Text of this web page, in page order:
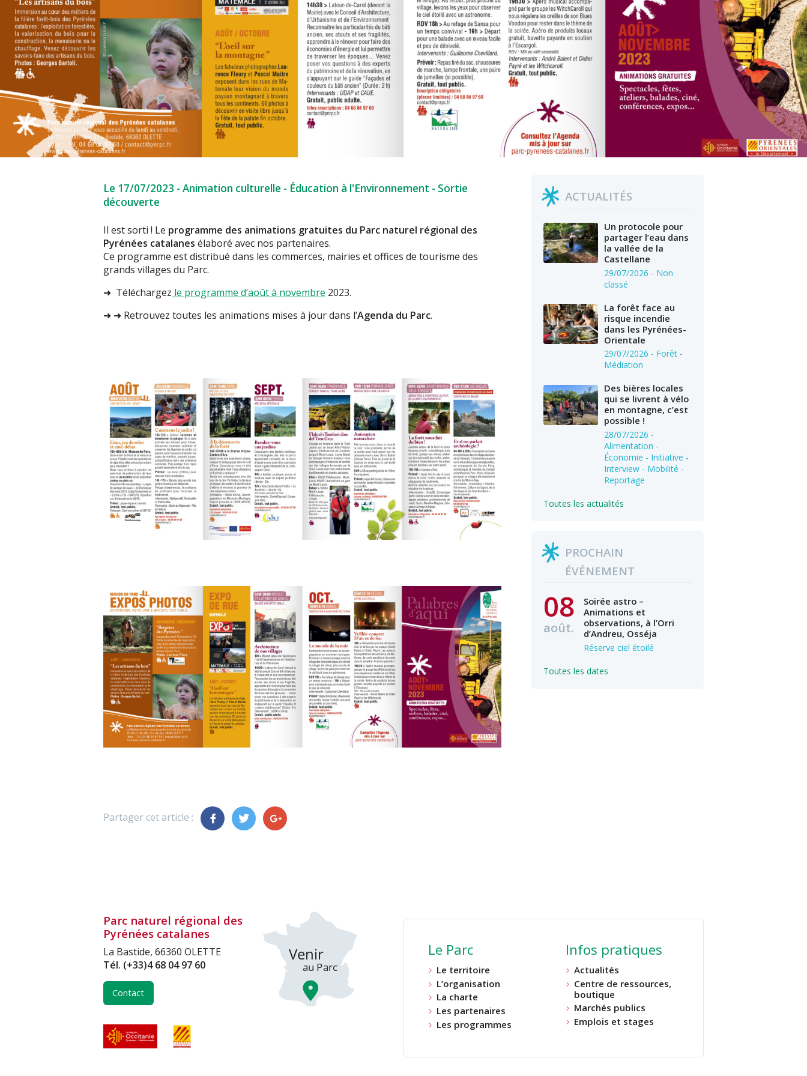
Le 17/07/2023 - Animation culturelle - Éducation à l'Environnement - Sortie
découverte
Il est sorti ! Le programme des animations gratuites du Parc naturel régional des
Pyrénées catalanes élaboré avec nos partenaires.
Ce programme est distribué dans les commerces, mairies et offices de tourisme des
grands villages du Parc.
➜ Téléchargez le programme d’août à novembre 2023.
➜ ➜ Retrouvez toutes les animations mises à jour dans l’Agenda du Parc.
Partager cet article :
ACTUALITÉS
Un protocole pour
partager l’eau dans
la vallée de la
Castellane
29/07/2026 - Non
classé
La forêt face au
risque incendie
dans les Pyrénées-
Orientale
29/07/2026 - Forêt -
Médiation
Des bières locales
qui se livrent à vélo
en montagne, c’est
possible !
28/07/2026 -
Alimentation -
Économie - Initiative -
Interview - Mobilité -
Reportage
Toutes les actualités
PROCHAIN
ÉVÉNEMENT
08
août.
Soirée astro –
Animations et
observations, à l’Orri
d’Andreu, Osséja
Réserve ciel étoilé
Toutes les dates
Parc naturel régional des
Pyrénées catalanes
La Bastide, 66360 OLETTE
Tél. (+33)4 68 04 97 60
Contact
Le Parc
Le territoire
L’organisation
La charte
Les partenaires
Les programmes
Infos pratiques
Actualités
Centre de ressources,
boutique
Marchés publics
Emplois et stages